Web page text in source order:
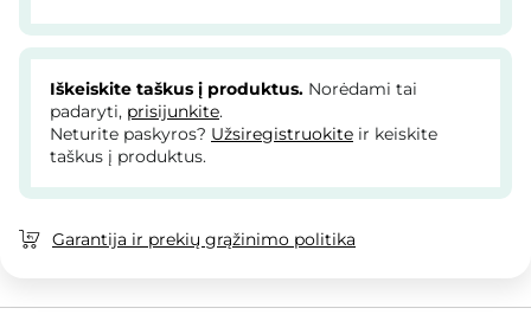
Iškeiskite taškus į produktus. Norėdami tai
padaryti, prisijunkite.
Neturite paskyros? Užsiregistruokite ir keiskite
taškus į produktus.
Garantija ir prekių grąžinimo politika